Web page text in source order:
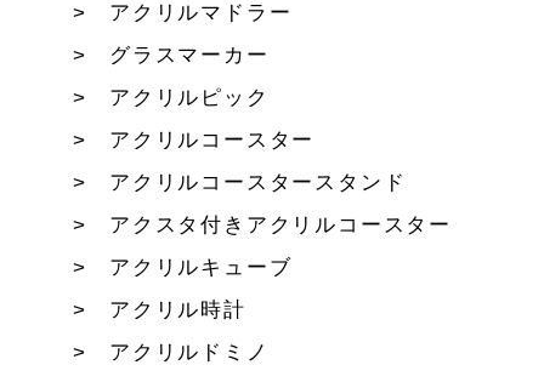
アクリルマドラー
グラスマーカー
アクリルピック
アクリルコースター
アクリルコースタースタンド
アクスタ付きアクリルコースター
アクリルキューブ
アクリル時計
アクリルドミノ